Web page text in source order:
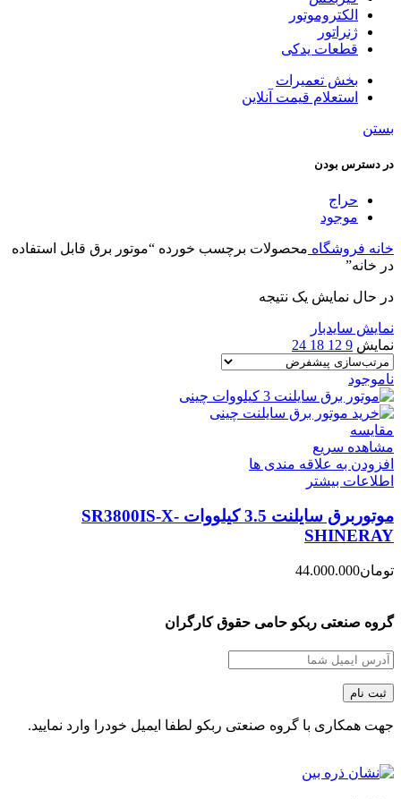
الکتروموتور
ژنراتور
قطعات یدکی
بخش تعمیرات
استعلام قیمت آنلاین
بستن
در دسترس بودن
حراج
موجود
خانه فروشگاه محصولات برچسب خورده “موتور برق قابل استفاده
در خانه”
در حال نمایش یک نتیجه
نمایش سایدبار
نمایش 9
12
18
24
ناموجود
مقایسه
مشاهده سریع
افزودن به علاقه مندی ها
اطلاعات بیشتر
موتوربرق سایلنت 3.5 کیلووات SR3800IS-X-
SHINERAY
تومان44.000.000
گروه صنعتی ربکو حامی حقوق کارگران
جهت همکاری با گروه صنعتی ربکو لطفا ایمیل خودرا وارد نمایید.